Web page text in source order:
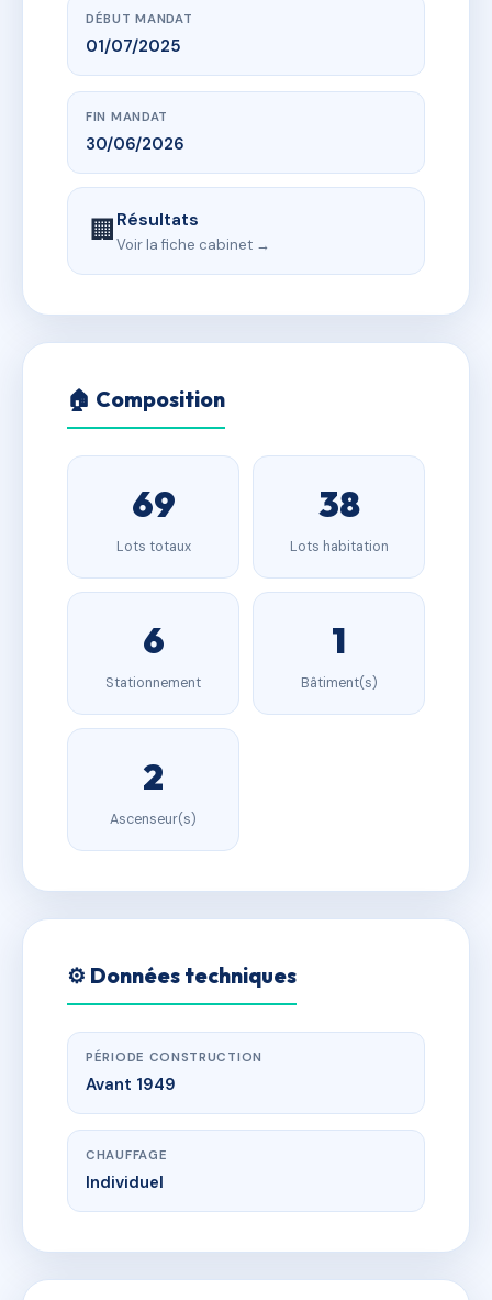
DÉBUT MANDAT
01/07/2025
FIN MANDAT
30/06/2026
🏢Résultats
Voir la fiche cabinet →
🏠 Composition
69
Lots totaux
38
Lots habitation
6
Stationnement
1
Bâtiment(s)
2
Ascenseur(s)
⚙️ Données techniques
PÉRIODE CONSTRUCTION
Avant 1949
CHAUFFAGE
Individuel